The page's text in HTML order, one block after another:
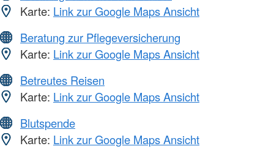
Karte: Link zur Google Maps Ansicht
Beratung zur Pflegeversicherung
Karte: Link zur Google Maps Ansicht
Betreutes Reisen
Karte: Link zur Google Maps Ansicht
Blutspende
Karte: Link zur Google Maps Ansicht